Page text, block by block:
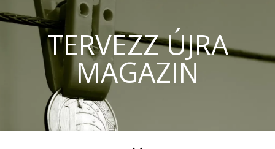
TERVEZZ ÚJRA
MAGAZIN